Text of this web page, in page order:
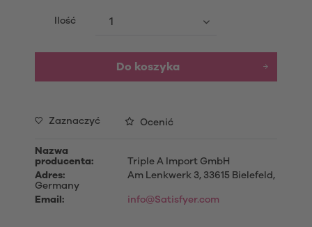
Ilość
Do koszyka
Zaznaczyć Ocenić
Nazwa
producenta:
Triple A Import GmbH
Adres:
Am Lenkwerk 3, 33615 Bielefeld,
Germany
Email:
info@Satisfyer.com